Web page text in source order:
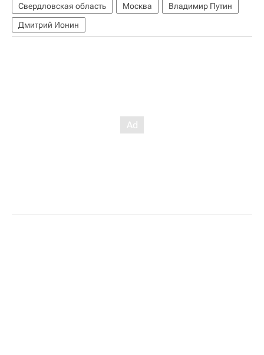
Свердловская область
Москва
Владимир Путин
Дмитрий Ионин